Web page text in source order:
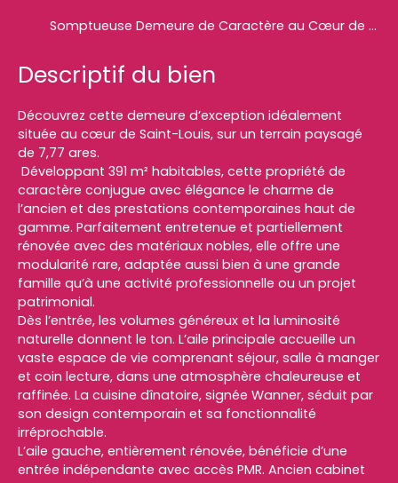
Somptueuse Demeure de Caractère au Cœur de Saint-Louis – 391 m2 de Prestige et de Modularité
Descriptif du bien
Découvrez cette demeure d’exception idéalement
située au cœur de Saint-Louis, sur un terrain paysagé
de 7,77 ares.
Développant 391 m² habitables, cette propriété de
caractère conjugue avec élégance le charme de
l’ancien et des prestations contemporaines haut de
gamme. Parfaitement entretenue et partiellement
rénovée avec des matériaux nobles, elle offre une
modularité rare, adaptée aussi bien à une grande
famille qu’à une activité professionnelle ou un projet
patrimonial.
Dès l’entrée, les volumes généreux et la luminosité
naturelle donnent le ton. L’aile principale accueille un
vaste espace de vie comprenant séjour, salle à manger
et coin lecture, dans une atmosphère chaleureuse et
raffinée. La cuisine dînatoire, signée Wanner, séduit par
son design contemporain et sa fonctionnalité
irréprochable.
L’aile gauche, entièrement rénovée, bénéficie d’une
entrée indépendante avec accès PMR. Ancien cabinet